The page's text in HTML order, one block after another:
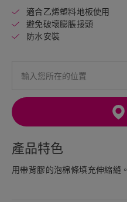
適合乙烯塑料地板使用
避免破壞膨脹接頭
防水安裝
產品特色
用帶背膠的泡棉條填充伸縮縫。